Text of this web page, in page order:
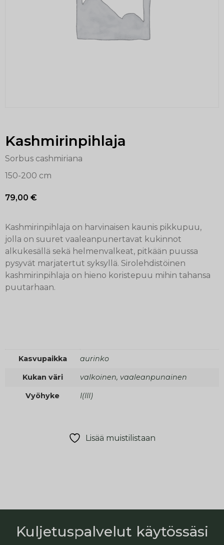
Kashmirinpihlaja
Sorbus cashmiriana
150-200 cm
79,00 €
Kashmirinpihlaja on harvinaisen kaunis pikkupuu,
jolla on suuret vaaleanpunertavat kukinnot
alkukesällä sekä helmenvalkeat, pitkään puussa
pysyvät marjatertut syksyllä. Sirolehdistöinen
kashmirinpihlaja on hieno koristepuu mihin tahansa
puutarhaan.
Kasvupaikka aurinko
Kukan väri valkoinen, vaaleanpunainen
Vyöhyke I(III)
Lisää muistilistaan
Kuljetuspalvelut käytössäsi